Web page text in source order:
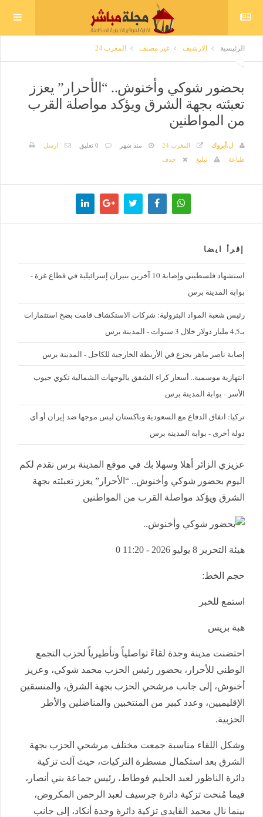
الرئيسية الارشيف غير مصنف المغرب 24
بحضور شوكي وأخنوش.. “الأحرار” يعزز
تعبئته بجهة الشرق ويؤكد مواصلة القرب
من المواطنين
ل.أبروك المغرب 24 منذ شهر 0 تعليق
ارسل
طباعة
تبليغ حذف
إقرأ ايضا
استشهاد فلسطيني وإصابة 10 آخرين بنيران إسرائيلية في قطاع غزة -
بوابة المدينة برس
رئيس شعبة المواد البترولية: شركات الاستكشاف قامت بضخ استثمارات
بـ4,5 مليار دولار خلال 3 سنوات - المدينة برس
إصابة ناصر ماهر بجزع في الأربطة الخارجية للكاحل - المدينة برس
‪انتهازية موسمية.. أسعار كراء الشقق بالوجهات الشمالية تكوي جيوب
الأسر - بوابة المدينة برس
تركيا: اتفاق الدفاع مع السعودية وباكستان ليس موجها ضد إيران أو أي
دولة أخرى - بوابة المدينة برس
عزيزي الزائر أهلا وسهلا بك في موقع المدينة برس نقدم لكم
اليوم بحضور شوكي وأخنوش.. “الأحرار” يعزز تعبئته بجهة
الشرق ويؤكد مواصلة القرب من المواطنين
هيئة التحرير 8 يوليو 2026 - 11:20 0
حجم الخط:
استمع للخبر
هبة بريس
احتضنت مدينة وجدة لقاءً تواصلياً وتأطيرياً لحزب التجمع
الوطني للأحرار، بحضور رئيس الحزب محمد شوكي، وعزيز
أخنوش، إلى جانب مرشحي الحزب بجهة الشرق، والمنسقين
الإقليميين، وعدد كبير من المنتخبين والمناضلين والأطر
الحزبية.
وشكل اللقاء مناسبة جمعت مختلف مرشحي الحزب بجهة
الشرق بعد استكمال مسطرة التزكيات، حيث آلت تزكية
دائرة الناظور لعبد الحليم فوطاط، رئيس جماعة بني أنصار،
فيما مُنحت تزكية دائرة جرسيف لعبد الرحمن المكروض،
بينما نال محمد القايدي تزكية دائرة وجدة أنكاد، إلى جانب